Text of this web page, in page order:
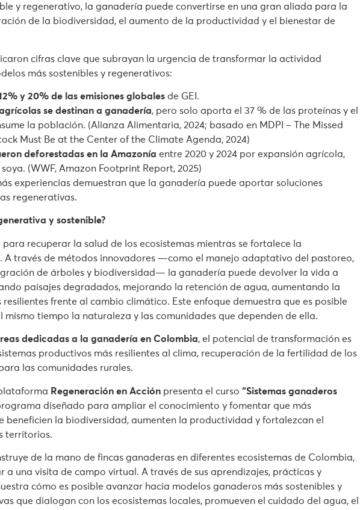
y regenerativo, la ganadería puede convertirse en una gran aliada para la
de la biodiversidad, el aumento de la productividad y el bienestar de
cifras clave que subrayan la urgencia de transformar la actividad
más sostenibles y regenerativos:
y 20% de las emisiones globales de GEI.
se destinan a ganadería, pero solo aporta el 37 % de las proteínas y el
la población. (Alianza Alimentaria, 2024; basado en MDPI – The Missed
Must Be at the Center of the Climate Agenda, 2024)
deforestadas en la Amazonía entre 2020 y 2024 por expansión agrícola,
(WWF, Amazon Footprint Report, 2025)
experiencias demuestran que la ganadería puede aportar soluciones
regenerativas.
y sostenible?
recuperar la salud de los ecosistemas mientras se fortalece la
A través de métodos innovadores —como el manejo adaptativo del pastoreo,
de árboles y biodiversidad— la ganadería puede devolver la vida a
paisajes degradados, mejorando la retención de agua, aumentando la
frente al cambio climático. Este enfoque demuestra que es posible
mismo tiempo la naturaleza y las comunidades que dependen de ella.
dedicadas a la ganadería en Colombia, el potencial de transformación es
productivos más resilientes al clima, recuperación de la fertilidad de los
las comunidades rurales.
Regeneración en Acción presenta el curso “Sistemas ganaderos
diseñado para ampliar el conocimiento y fomentar que más
la biodiversidad, aumenten la productividad y fortalezcan el
territorios.
de la mano de fincas ganaderas en diferentes ecosistemas de Colombia,
a una visita de campo virtual. A través de sus aprendizajes, prácticas y
cómo es posible avanzar hacia modelos ganaderos más sostenibles y
que dialogan con los ecosistemas locales, promueven el cuidado del agua, el